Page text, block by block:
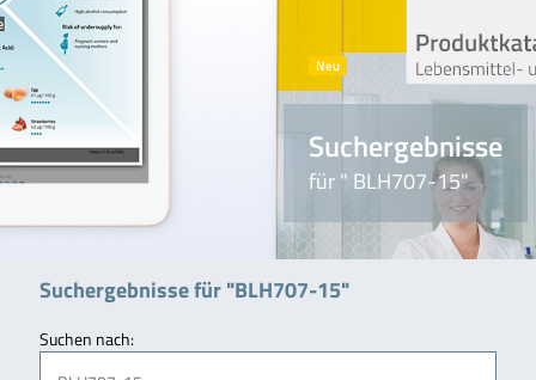
Suchergebnisse
für " BLH707-15"
Suchergebnisse für "BLH707-15"
Suchen nach: